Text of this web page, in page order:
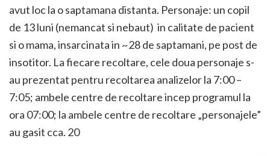
avut loc la o saptamana distanta. Personaje: un copil
de 13 luni (nemancat si nebaut) in calitate de pacient
si o mama, insarcinata in ~28 de saptamani, pe post de
insotitor. La fiecare recoltare, cele doua personaje s-
au prezentat pentru recoltarea analizelor la 7:00 –
7:05; ambele centre de recoltare incep programul la
ora 07:00; la ambele centre de recoltare „personajele”
au gasit cca. 20